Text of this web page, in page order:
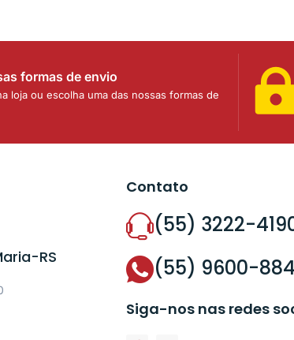
formas de envio
loja ou escolha uma das nossas formas de
RS
Contato
(55) 3222-
(55) 9600-
Siga-nos nas redes